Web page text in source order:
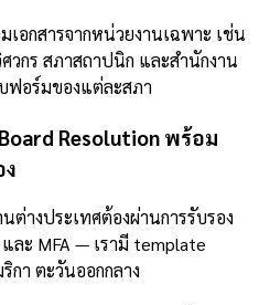
อกสารจากหน่วยงานเฉพาะ เช่น
กร สภาสถาปนิก และสำนักงาน
ฟอร์มของแต่ละสภา
Resolution พร้อม
ต่างประเทศต้องผ่านการรับรอง
ละ MFA — เรามี template
กา ตะวันออกกลาง